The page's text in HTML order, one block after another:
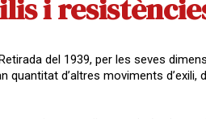
i
del 1939, per les seves
quantitat d’altres moviments